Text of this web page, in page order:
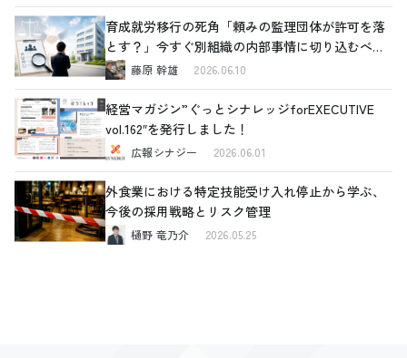
育成就労移行の死角「頼みの監理団体が許可を落
とす？」今すぐ別組織の内部事情に切り込むべき
理由と、確認すべき4つの重要ポイント
藤原 幹雄 2026.06.10
経営マガジン”ぐっとシナレッジforEXECUTIVE
vol.162″を発行しました！
広報シナジー 2026.06.01
外食業における特定技能受け入れ停止から学ぶ、
今後の採用戦略とリスク管理
樋野 竜乃介 2026.05.25